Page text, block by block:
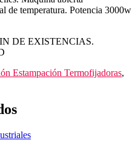
de temperatura. Potencia 3000w
DE EXISTENCIAS.
Estampación Termofijadoras,